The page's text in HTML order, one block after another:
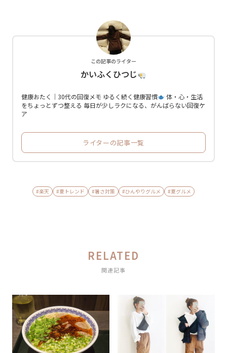
この記事のライター
かいふくひつじ
健康おたく｜30代の回復メモ ゆるく続く健康習慣
体・心・生活
をちょっとずつ整える 毎日が少しラクになる、がんばらない回復ケ
ア
ライターの記事一覧
#楽天 #夏トレンド #暑さ対策 #ひんやりグルメ #夏グルメ
RELATED
関連記事